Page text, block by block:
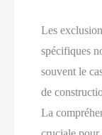
Les
spécifiques
souvent le
de
La